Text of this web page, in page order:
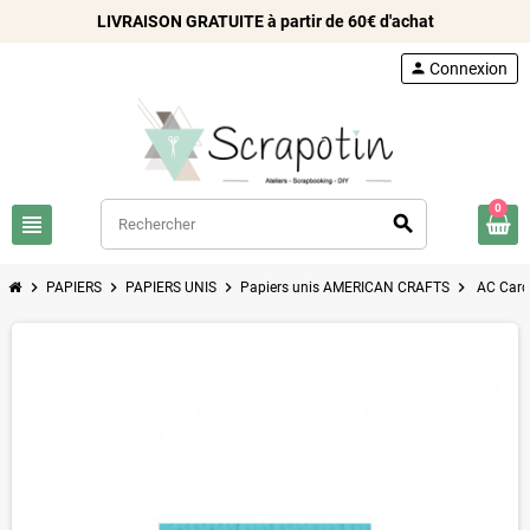
LIVRAISON GRATUITE à partir de 60€ d'achat
view_headline search
person Connexion
0
chevron_right PAPIERS chevron_right PAPIERS UNIS chevron_right Papiers unis AMERICAN CRAFTS chevron_right AC